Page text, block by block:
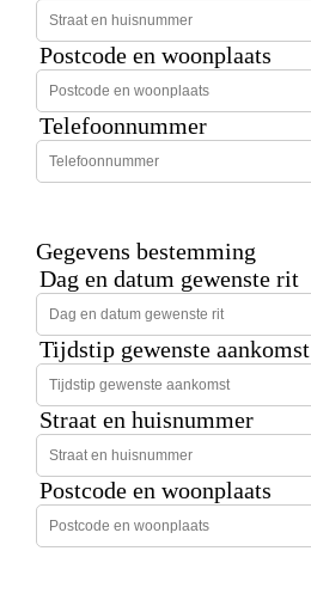
Postcode en woonplaats
Telefoonnummer
Gegevens bestemming
Dag en datum gewenste rit
Tijdstip gewenste aankomst
Straat en huisnummer
Postcode en woonplaats